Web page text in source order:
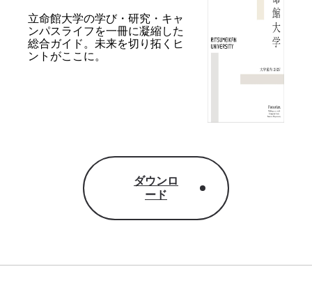
立命館大学の学び・研究・キャ
ンパスライフを一冊に凝縮した
総合ガイド。 未来を切り拓くヒ
ントがここに。
ダウンロ
ード